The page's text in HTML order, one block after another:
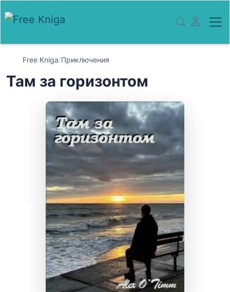
Free Kniga/Приключения
Там за горизонтом